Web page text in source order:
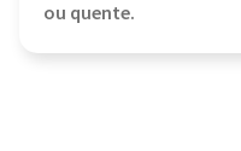
ou quente.